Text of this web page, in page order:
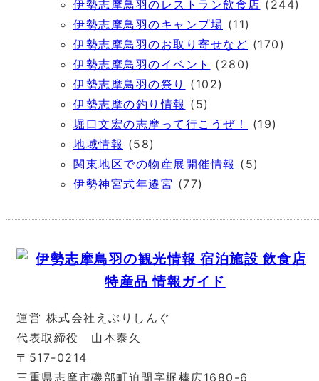
伊勢志摩鳥羽のレストラン飲食店 (244)
伊勢志摩鳥羽のキャンプ場 (11)
伊勢志摩鳥羽のお取り寄せなど (170)
伊勢志摩鳥羽のイベント
(280)
伊勢志摩鳥羽の祭り
(102)
伊勢志摩の釣り情報 (5)
堀口文宏の志摩って行こうぜ！
(19)
地域情報 (58)
関東地区での物産展開催情報 (5)
伊勢神宮式年遷宮 (77)
運営 株式会社えぶりしんぐ
代表取締役 山本泰久
〒517-0214
三重県志摩市磯部町迫間字梶棒広1680-6